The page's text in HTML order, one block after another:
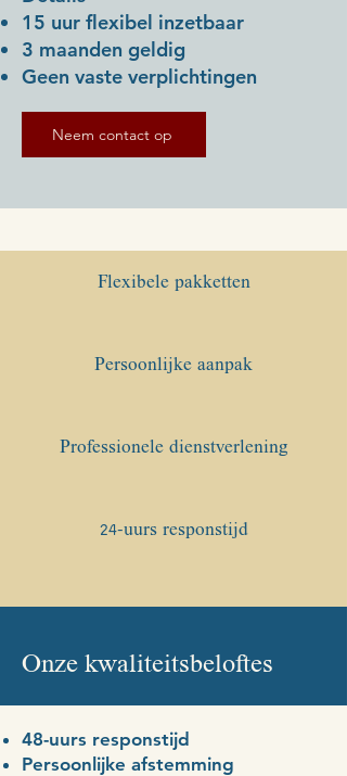
15 uur flexibel inzetbaar
3 maanden geldig
Geen vaste verplichtingen
Neem contact op
Flexibele pakketten
Persoonlijke aanpak
Professionele dienstverlening
24-uurs responstijd
Onze kwaliteitsbeloftes
48-uurs responstijd
Persoonlijke afstemming